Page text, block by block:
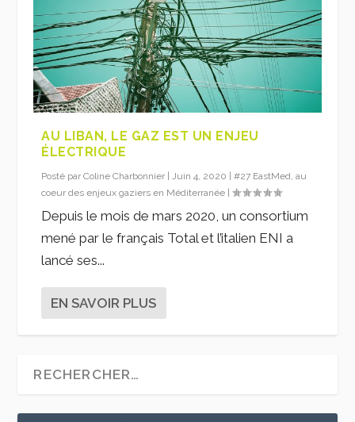
AU LIBAN, LE GAZ EST UN ENJEU
ÉLECTRIQUE
Posté parColine Charbonnier | Juin 4, 2020 |#27 EastMed, au
coeur des enjeux gaziers en Méditerranée |
Depuis le mois de mars 2020, un consortium
mené par le français Total et l’italien ENI a
lancé ses...
EN SAVOIR PLUS